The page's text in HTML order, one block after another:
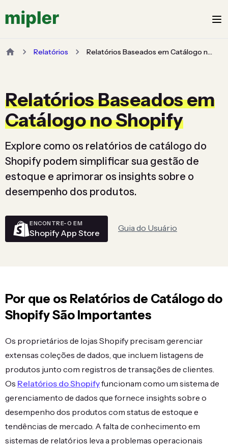
Relatórios Relatórios Baseados em Catálogo no Shopify
Relatórios Baseados em
Catálogo no Shopify
Explore como os relatórios de catálogo do
Shopify podem simplificar sua gestão de
estoque e aprimorar os insights sobre o
desempenho dos produtos.
ENCONTRE-O EM
Shopify App Store Guia do Usuário
Por que os Relatórios de Catálogo do
Shopify São Importantes
Os proprietários de lojas Shopify precisam gerenciar
extensas coleções de dados, que incluem listagens de
produtos junto com registros de transações de clientes.
Os Relatórios do Shopifyfuncionam como um sistema de
gerenciamento de dados que fornece insights sobre o
desempenho dos produtos com status de estoque e
tendências de mercado. A falta de conhecimento em
sistemas de relatórios leva a problemas operacionais